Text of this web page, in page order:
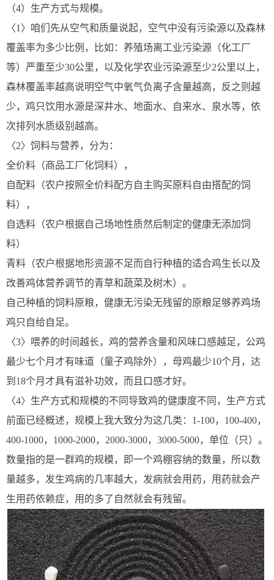
（4）生产方式与规模。
〈1〉咱们先从空气和质量说起，空气中没有污染源以及森林
覆盖率为多少比例，比如：养殖场离工业污染源（化工厂
等）严重至少30公里，以及化学农业污染源至少2公里以上，
森林覆盖率越高说明空气中氧气负离子含量越高，反之则越
少，鸡只饮用水源是深井水、地面水、自来水、泉水等，依
次排列水质级别越高。
〈2〉饲料与营养，分为：
全价料（商品工厂化饲料），
自配料（农户按照全价料配方自主购买原料自由搭配的饲
料），
自选料（农户根据自己场地性质然后制定的健康无添加饲
料）
青料（农户根据地形资源不足而自行种植的适合鸡生长以及
改善鸡体营养调节的青草和蔬菜及树木）。
自己种植的饲料原粮，健康无污染无残留的原粮足够养鸡场
鸡只自给自足。
〈3〉喂养的时间越长，鸡的营养含量和风味口感越足，公鸡
最少七个月才有味道（童子鸡除外），母鸡最少10个月，达
到18个月才具有滋补功效，而且口感才好。
〈4〉生产方式和规模的不同导致鸡的健康度不同，生产方式
前面已经概述，规模上我大致分为这几类：1-100，100-400，
400-1000，1000-2000，2000-3000，3000-5000，单位（只）。
数量指的是一群鸡的规模，即一个鸡棚容纳的数量，所以数
量越多，发生鸡病的几率越大，发病就会用药，用药就会产
生用药依赖症，用的多了自然就会有残留。